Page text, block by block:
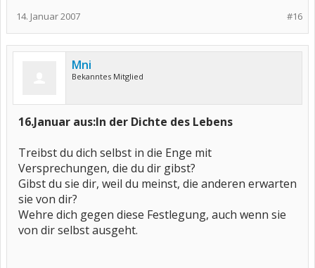
#16
14. Januar 2007
Mni
Bekanntes Mitglied
16.Januar aus:In der Dichte des Lebens
Treibst du dich selbst in die Enge mit
Versprechungen, die du dir gibst?
Gibst du sie dir, weil du meinst, die anderen erwarten
sie von dir?
Wehre dich gegen diese Festlegung, auch wenn sie
von dir selbst ausgeht.